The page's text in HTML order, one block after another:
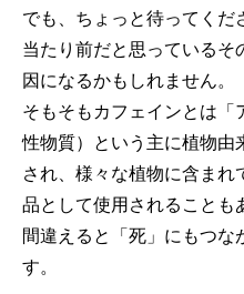
でも、ちょっと待ってくだ
当たり前だと思っている
因になるかもしれません。
そもそもカフェインとは「
性物質）という主に植物由
され、様々な植物に含ま
品として使用されることも
間違えると「死」にもつな
す。